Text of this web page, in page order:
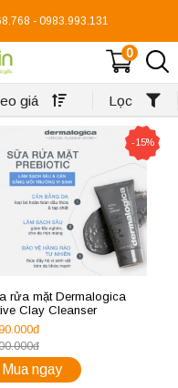
- 0983.993.131
0
giá Lọc
-15%
rửa mặt Dermalogica
Clay Cleanser
Mua ngay